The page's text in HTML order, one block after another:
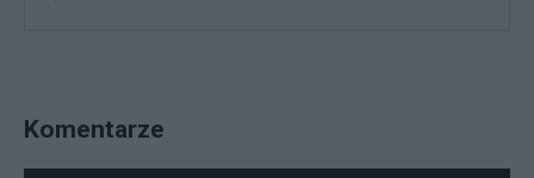
Komentarze